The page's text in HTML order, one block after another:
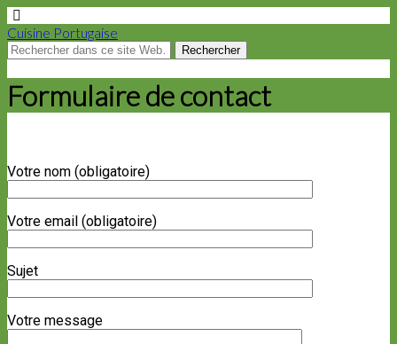
Cuisine Portugaise
Formulaire de contact
Votre nom (obligatoire)
Votre email (obligatoire)
Sujet
Votre message